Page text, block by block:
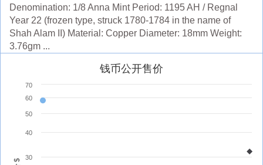
Denomination: 1/8 Anna Mint Period: 1195 AH / Regnal
Year 22 (frozen type, struck 1780-1784 in the name of
Shah Alam II) Material: Copper Diameter: 18mm Weight:
3.76gm ...